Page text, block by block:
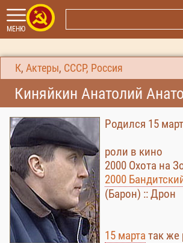
МЕНЮ
К, Актеры, СССР, Россия
Киняйкин Анатолий
Родился 15
роли в кино
2000 Охота на
2000
(Барон) :: Дрон
15 марта так же